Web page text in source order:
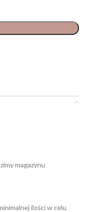
magazynu
ilości w celu